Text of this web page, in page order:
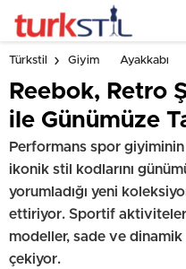
Türkstil Giyim Ayakkabı
Reebok, Retro
ile Günümüze
Performans spor
ikonik stil kodlarını
yorumladığı yeni
ettiriyor. Sportif
modeller, sade ve
çekiyor.